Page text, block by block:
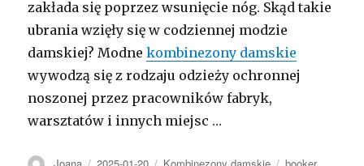
zakłada się poprzez wsunięcie nóg. Skąd takie
ubrania wzięły się w codziennej modzie
damskiej? Modnekombinezony damskie
wywodzą się z rodzaju odzieży ochronnej
noszonej przez pracowników fabryk,
warsztatów i innych miejsc …
Autor Opublikowano Kategorie Tagi